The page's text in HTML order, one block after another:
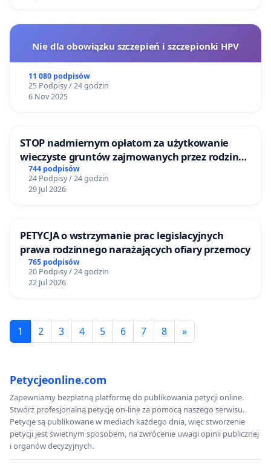
Nie dla obowiązku szczepień i szczepionki HPV
11 080 podpisów
25 Podpisy / 24 godzin
6 Nov 2025
STOP nadmiernym opłatom za użytkowanie
wieczyste gruntów zajmowanych przez rodzinne
ogrody działkowe.
744 podpisów
24 Podpisy / 24 godzin
29 Jul 2026
PETYCJA o wstrzymanie prac legislacyjnych
prawa rodzinnego narażających ofiary przemocy
765 podpisów
20 Podpisy / 24 godzin
22 Jul 2026
1 2 3 4 5 6 7 8 »
Petycjeonline.com
Zapewniamy bezpłatną platformę do publikowania petycji online.
Stwórz profesjonalną petycję on-line za pomocą naszego serwisu.
Petycje są publikowane w mediach każdego dnia, więc stworzenie
petycji jest świetnym sposobem, na zwrócenie uwagi opinii publicznej
i organów decyzyjnych.